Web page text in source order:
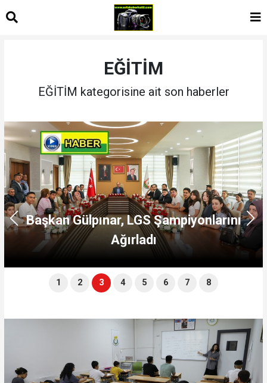
EĞİTİM
EĞİTİM kategorisine ait son haberler
Haliliye'de Tercih Sürecine Giren
Öğrencilere Destek
1 2 3 4 5 6 7 8